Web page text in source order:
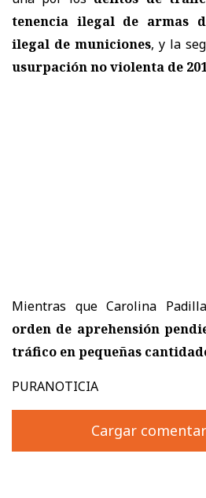
tenencia ilegal de armas
ilegal de municiones, y la
usurpación no violenta de
Mientras que Carolina
orden de aprehensión
tráfico en pequeñas
PURANOTICIA
Cargar